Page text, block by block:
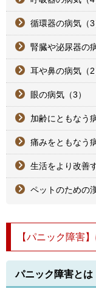
循環器の病気（3
腎臓や泌尿器の
耳や鼻の病気（2
眼の病気（3）
加齢にともなう
痛みをともなう
生活をより改善
ペットのための
【パニック障害
パニック障害とは